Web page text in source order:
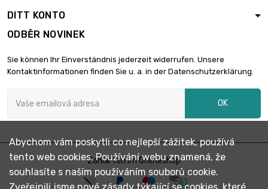
DITT KONTO
ODBĚR NOVINEK
Sie können Ihr Einverständnis jederzeit widerrufen. Unsere
Kontaktinformationen finden Sie u. a. in der Datenschutzerklärung.
OK
Zahlarten im Onlineshop
Abychom vám poskytli co nejlepší zážitek, používá
tento web cookies. Používání webu znamená, že
souhlasíte s naším používáním souborů cookie.